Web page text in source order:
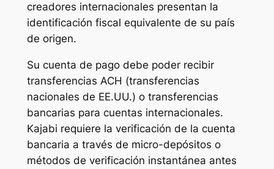
creadores internacionales presentan la
identificación fiscal equivalente de su país
de origen.
Su cuenta de pago debe poder recibir
transferencias ACH (transferencias
nacionales de EE.UU.) o transferencias
bancarias para cuentas internacionales.
Kajabi requiere la verificación de la cuenta
bancaria a través de micro-depósitos o
métodos de verificación instantánea antes